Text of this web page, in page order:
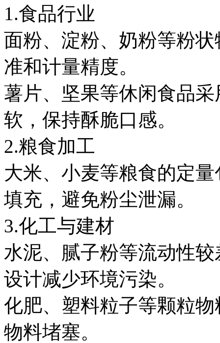
1.食品行业
面粉、淀粉、奶粉等粉
准和计量精度。
薯片、坚果等休闲食品
软，保持酥脆口感。
2.粮食加工
大米、小麦等粮食的定
填充，避免粉尘泄漏。
3.化工与建材
水泥、腻子粉等流动性
设计减少环境污染。
化肥、塑料粒子等颗粒
物料堵塞。